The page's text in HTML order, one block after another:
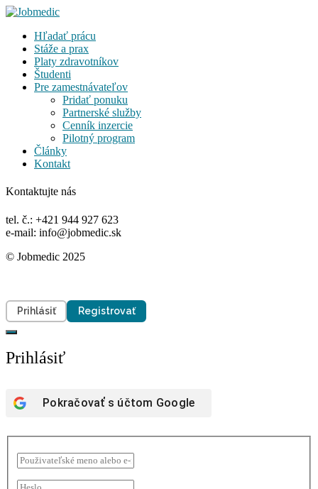
Hľadať prácu
Stáže a prax
Platy zdravotníkov
Študenti
Pre zamestnávateľov
Pridať ponuku
Partnerské služby
Cenník inzercie
Pilotný program
Články
Kontakt
Kontaktujte nás
tel. č.: +421 944 927 623
e-mail: info@jobmedic.sk
© Jobmedic 2025
Prihlásiť Registrovať
Prihlásiť
Pokračovať s účtom Google